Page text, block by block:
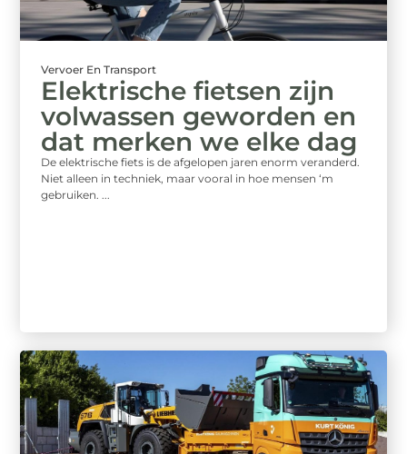
Vervoer En Transport
Elektrische fietsen zijn
volwassen geworden en
dat merken we elke dag
De elektrische fiets is de afgelopen jaren enorm veranderd.
Niet alleen in techniek, maar vooral in hoe mensen ‘m
gebruiken. ...